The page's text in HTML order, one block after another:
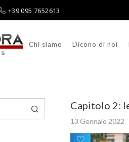
+39 095 7652613
Chi siamo Dicono di noi
Capitolo 2:
13 Gennaio 2022